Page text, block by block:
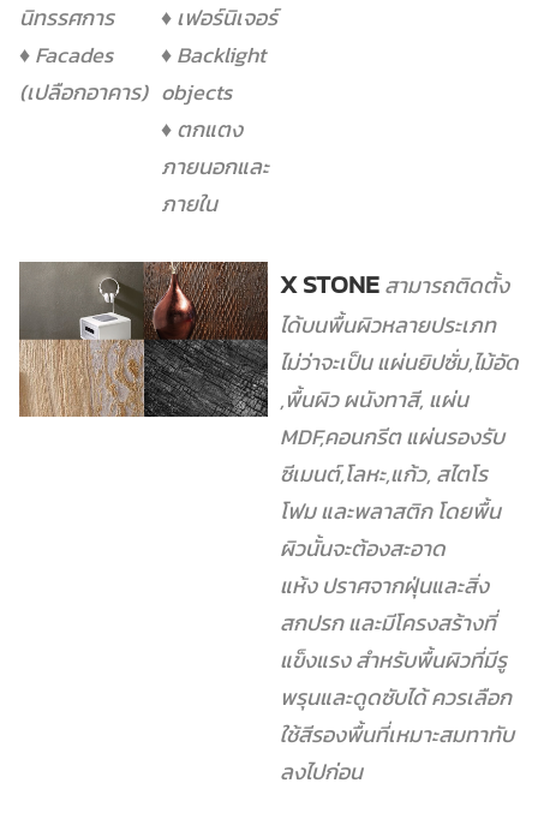
นิทรรศการ
♦ Facades
(เปลือกอาคาร)
♦ เฟอร์นิเจอร์
♦ Backlight
objects
♦ ตกแตง
ภายนอกและ
ภายใน
X STONEสามารถติดตั้ง
ได้บนพื้นผิวหลายประเภท
ไม่ว่าจะเป็น แผ่นยิปซั่ม,ไม้อัด
,พื้นผิว ผนังทาสี, แผ่น
MDF,คอนกรีต แผ่นรองรับ
ซีเมนต์,โลหะ,แก้ว, สไตโร
โฟม และพลาสติก โดยพื้น
ผิวนั้นจะต้องสะอาด
แห้งปราศจากฝุ่นและสิ่ง
สกปรก และมีโครงสร้างที่
แข็งแรง สำหรับพื้นผิวที่มีรู
พรุนและดูดซับได้ ควรเลือก
ใช้สีรองพื้นที่เหมาะสมทาทับ
ลงไปก่อน